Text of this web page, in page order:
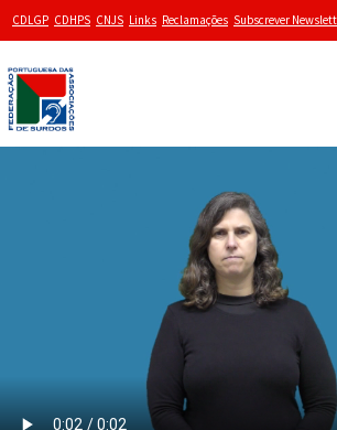
CDLGP CDHPS CNJS Links Reclamações Subscrever